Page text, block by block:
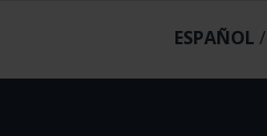
ESPAÑOL /